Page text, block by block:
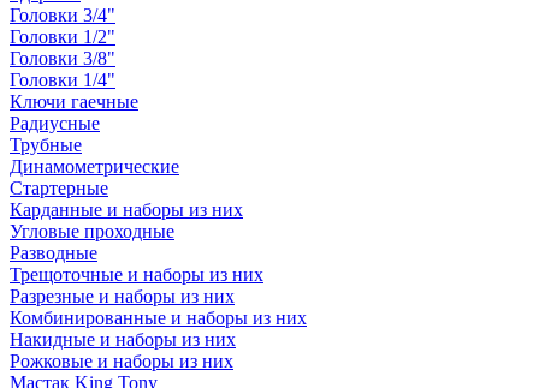
Головки 3/4"
Головки 1/2"
Головки 3/8"
Головки 1/4"
Ключи гаечные
Радиусные
Трубные
Динамометрические
Стартерные
Карданные и наборы из них
Угловые проходные
Разводные
Трещоточные и наборы из них
Разрезные и наборы из них
Комбинированные и наборы из них
Накидные и наборы из них
Рожковые и наборы из них
Мастак King Tony